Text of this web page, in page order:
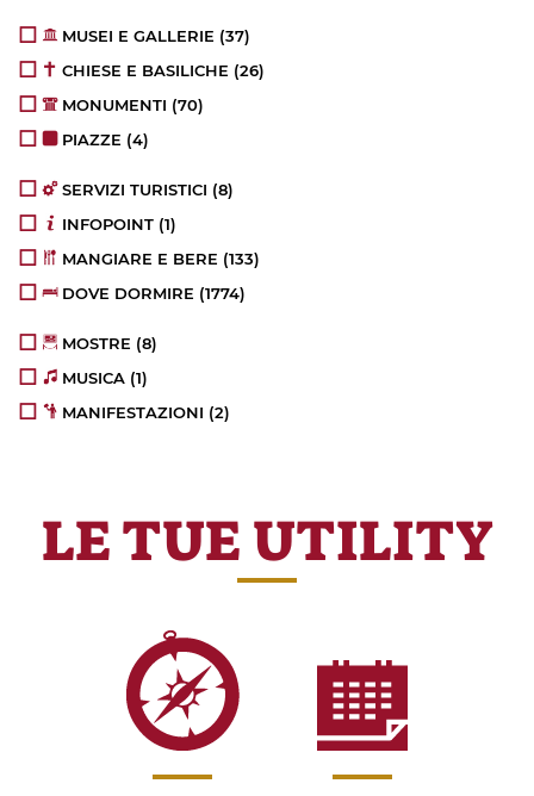
MUSEI E GALLERIE (37)
CHIESE E BASILICHE (26)
MONUMENTI (70)
PIAZZE (4)
SERVIZI TURISTICI (8)
INFOPOINT (1)
MANGIARE E BERE (133)
DOVE DORMIRE (1774)
MOSTRE (8)
MUSICA (1)
MANIFESTAZIONI (2)
LE TUE UTILITY